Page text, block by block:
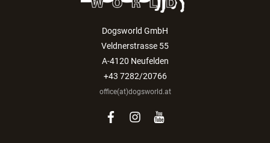
Dogsworld GmbH
Veldnerstrasse 55
A-4120 Neufelden
+43 7282/20766
office(at)dogsworld.at
facebook
instagram
youtube